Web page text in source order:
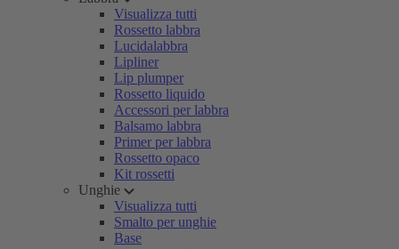
Visualizza tutti
Rossetto labbra
Lucidalabbra
Lipliner
Lip plumper
Rossetto liquido
Accessori per labbra
Balsamo labbra
Primer per labbra
Rossetto opaco
Kit rossetti
Unghie
Visualizza tutti
Smalto per unghie
Base